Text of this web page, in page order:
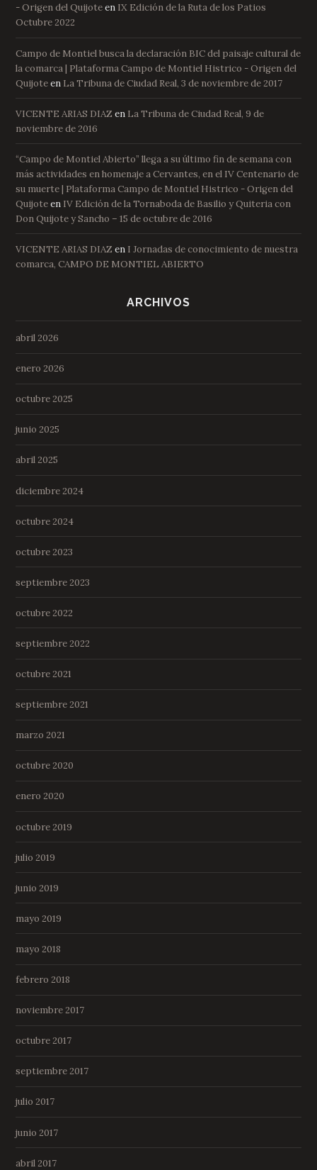
- Origen del Quijoteen IX Edición de la Ruta de los Patios
Octubre 2022
Campo de Montiel busca la declaración BIC del paisaje cultural de
la comarca | Plataforma Campo de Montiel Histrico - Origen del
Quijoteen La Tribuna de Ciudad Real, 3 de noviembre de 2017
VICENTE ARIAS DIAZ en La Tribuna de Ciudad Real, 9 de
noviembre de 2016
“Campo de Montiel Abierto” llega a su último fin de semana con
más actividades en homenaje a Cervantes, en el IV Centenario de
su muerte | Plataforma Campo de Montiel Histrico - Origen del
Quijoteen IV Edición de la Tornaboda de Basilio y Quiteria con
Don Quijote y Sancho – 15 de octubre de 2016
VICENTE ARIAS DIAZ en I Jornadas de conocimiento de nuestra
comarca, CAMPO DE MONTIEL ABIERTO
ARCHIVOS
abril 2026
enero 2026
octubre 2025
junio 2025
abril 2025
diciembre 2024
octubre 2024
octubre 2023
septiembre 2023
octubre 2022
septiembre 2022
octubre 2021
septiembre 2021
marzo 2021
octubre 2020
enero 2020
octubre 2019
julio 2019
junio 2019
mayo 2019
mayo 2018
febrero 2018
noviembre 2017
octubre 2017
septiembre 2017
julio 2017
junio 2017
abril 2017